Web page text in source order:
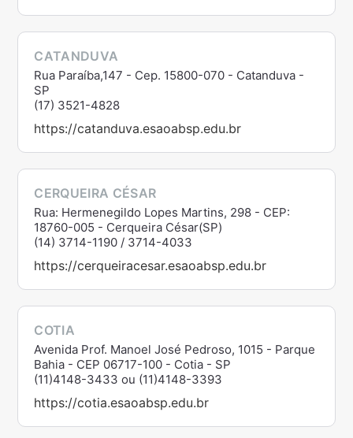
CATANDUVA
Rua Paraíba,147 - Cep. 15800-070 - Catanduva -
SP
(17) 3521-4828
https://catanduva.esaoabsp.edu.br
CERQUEIRA CÉSAR
Rua: Hermenegildo Lopes Martins, 298 - CEP:
18760-005 - Cerqueira César(SP)
(14) 3714-1190 / 3714-4033
https://cerqueiracesar.esaoabsp.edu.br
COTIA
Avenida Prof. Manoel José Pedroso, 1015 - Parque
Bahia - CEP 06717-100 - Cotia - SP
(11)4148-3433 ou (11)4148-3393
https://cotia.esaoabsp.edu.br